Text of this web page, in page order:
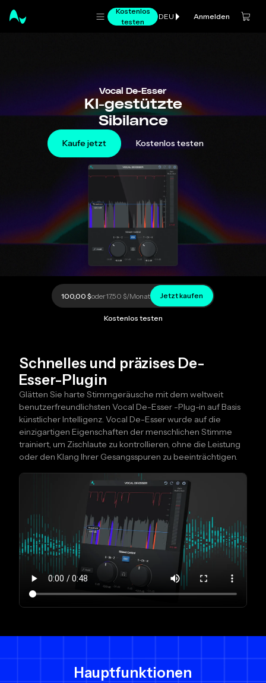
Kostenlos
testen
DEU Anmelden
Vocal De-Esser
KI-gestützte
Sibilance
Kaufe jetzt Kostenlos testen
100,00 $oder17,50 $/Monat Jetzt kaufen
Kostenlos testen
Schnelles und präzises De-
Esser-Plugin
Glätten Sie harte Stimmgeräusche mit dem weltweit
benutzerfreundlichsten Vocal De-Esser -Plug-in auf Basis
künstlicher Intelligenz. Vocal De-Esser wurde auf die
einzigartigen Eigenschaften der menschlichen Stimme
trainiert, um Zischlaute zu kontrollieren, ohne die Leistung
oder den Klang Ihrer Gesangsspuren zu beeinträchtigen.
Hauptfunktionen